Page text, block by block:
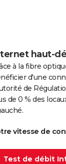
haut-
à la fibre
d'une
de
de 0 % des
vitesse de
Test de débit